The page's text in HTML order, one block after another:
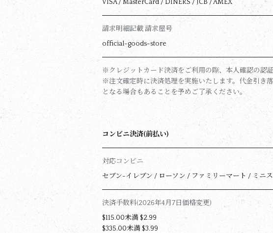
VISA / MasterCard / DINERS / JCB / AMEX
請求明細記載 請求屋号
official-goods-store
※クレジットカード決済をご利用の際、本人確認の認
※注文確定時に決済処理を実施いたします。代金引き
となる場合もあることを予めご了承ください。
コンビニ決済(前払い)
対応コンビニ
セブン-イレブン / ローソン / ファミリーマート / ミニ
決済手数料(2026年4月7日価格変更)
$‌115.00未満 $‌2.99
$‌335.00未満 $‌3.99